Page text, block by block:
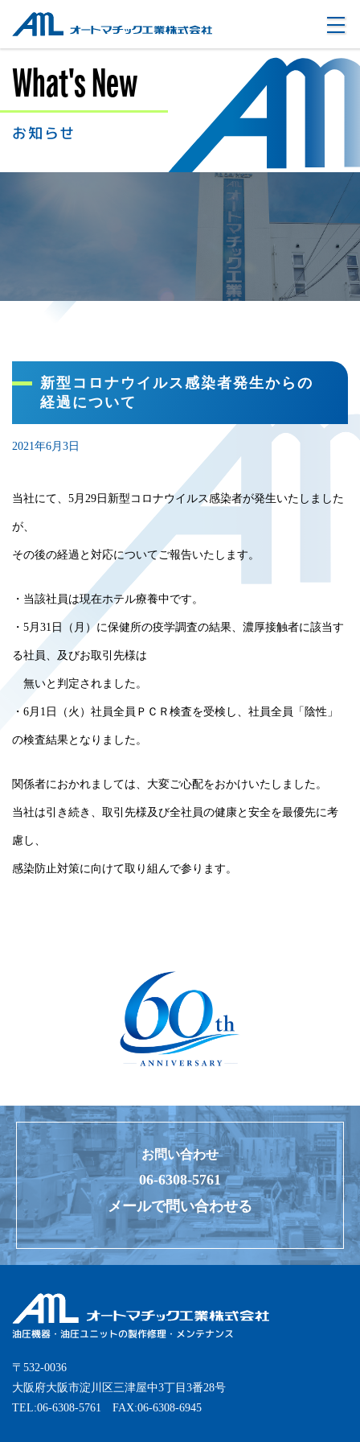
What's New
お知らせ
新型コロナウイルス感染者発生からの
経過について
2021年6月3日
当社にて、5月29日新型コロナウイルス感染者が発生いたしました
が、
その後の経過と対応についてご報告いたします。
・当該社員は現在ホテル療養中です。
・5月31日（月）に保健所の疫学調査の結果、濃厚接触者に該当す
る社員、及びお取引先様は
無いと判定されました。
・6月1日（火）社員全員ＰＣＲ検査を受検し、社員全員「陰性」
の検査結果となりました。
関係者におかれましては、大変ご心配をおかけいたしました。
当社は引き続き、取引先様及び全社員の健康と安全を最優先に考
慮し、
感染防止対策に向けて取り組んで参ります。
お問い合わせ
06-6308-5761
メールで問い合わせる
油圧機器・油圧ユニットの製作修理・メンテナンス
〒532-0036
大阪府大阪市淀川区三津屋中3丁目3番28号
TEL:06-6308-5761 FAX:06-6308-6945